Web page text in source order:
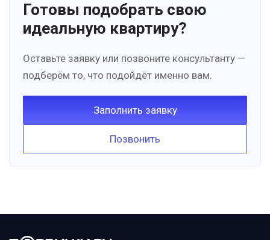
Готовы подобрать свою
идеальную квартиру?
Оставьте заявку или позвоните консультанту —
подберём то, что подойдёт именно вам.
Заполнить заявку
Позвонить